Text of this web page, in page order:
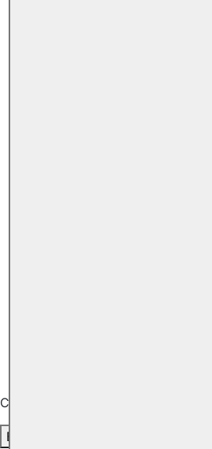
Специальные возможности
Версия для слабовидящих